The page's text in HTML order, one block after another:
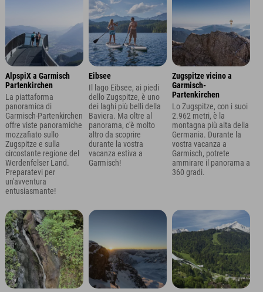
AlpspiX a Garmisch
Partenkirchen
La piattaforma
panoramica di
Garmisch-Partenkirchen
offre viste panoramiche
mozzafiato sullo
Zugspitze e sulla
circostante regione del
Werdenfelser Land.
Preparatevi per
un'avventura
entusiasmante!
Eibsee
Il lago Eibsee, ai piedi
dello Zugspitze, è uno
dei laghi più belli della
Baviera. Ma oltre al
panorama, c'è molto
altro da scoprire
durante la vostra
vacanza estiva a
Garmisch!
Zugspitze vicino a
Garmisch-
Partenkirchen
Lo Zugspitze, con i suoi
2.962 metri, è la
montagna più alta della
Germania. Durante la
vostra vacanza a
Garmisch, potrete
ammirare il panorama a
360 gradi.